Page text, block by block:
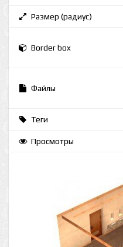
Размер (радиус)
Border box
Файлы
Теги
Просмотры